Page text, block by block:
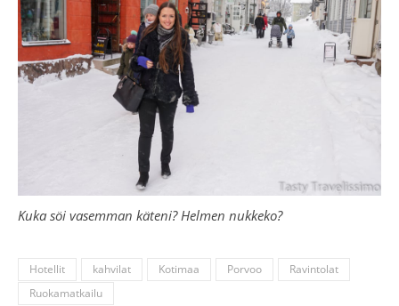
Kuka söi vasemman käteni? Helmen nukkeko?
Hotellit kahvilat Kotimaa Porvoo
Ravintolat
Ruokamatkailu